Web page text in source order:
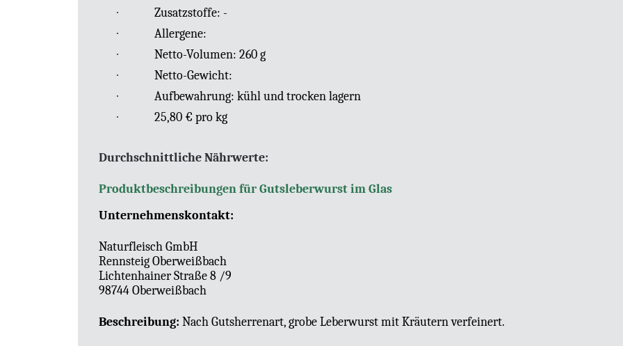
· Zusatzstoffe: -
· Allergene:
· Netto-Volumen: 260 g
· Netto-Gewicht:
· Aufbewahrung: kühl und trocken lagern
· 25,80 € pro kg
Durchschnittliche Nährwerte:
Produktbeschreibungen für Gutsleberwurst im Glas
Unternehmenskontakt:
Naturfleisch GmbH
Rennsteig Oberweißbach
Lichtenhainer Straße 8 /9
98744 Oberweißbach
Beschreibung: Nach Gutsherrenart, grobe Leberwurst mit Kräutern verfeinert.